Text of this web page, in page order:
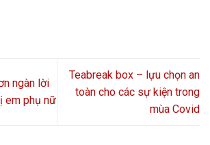
ngàn lời
em phụ nữ
Teabreak box – lựu chọn an
toàn cho các sự kiện trong
mùa Covid